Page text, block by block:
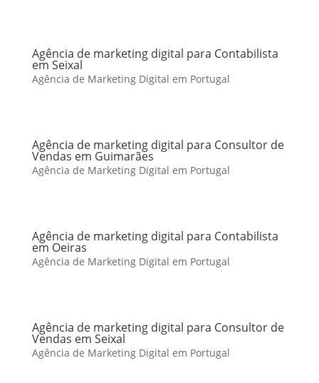
Agência de marketing digital para Contabilista
em Seixal
Agência de Marketing Digital em Portugal
Agência de marketing digital para Consultor de
Vendas em Guimarães
Agência de Marketing Digital em Portugal
Agência de marketing digital para Contabilista
em Oeiras
Agência de Marketing Digital em Portugal
Agência de marketing digital para Consultor de
Vendas em Seixal
Agência de Marketing Digital em Portugal